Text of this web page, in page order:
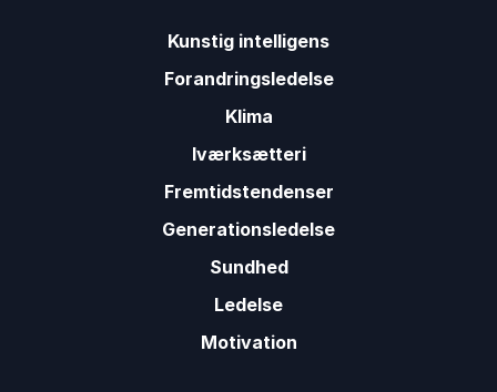
Kunstig intelligens
Forandringsledelse
Klima
Iværksætteri
Fremtidstendenser
Generationsledelse
Sundhed
Ledelse
Motivation